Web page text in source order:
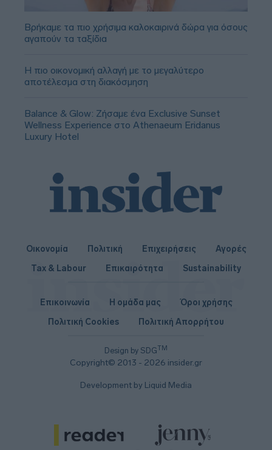
Βρήκαμε τα πιο χρήσιμα καλοκαιρινά δώρα για όσους
αγαπούν τα ταξίδια
Η πιο οικονομική αλλαγή με το μεγαλύτερο
αποτέλεσμα στη διακόσμηση
Balance & Glow: Ζήσαμε ένα Exclusive Sunset
Wellness Experience στο Athenaeum Eridanus
Luxury Hotel
Οικονομία Πολιτική Επιχειρήσεις
Αγορές
Tax & Labour
Επικαιρότητα Sustainability
Design by SDGTM
Copyright© 2013 - 2026 insider.gr
Επικοινωνία Η ομάδα μας
Όροι χρήσης
Πολιτική Cookies
Πολιτική Απορρήτου
Development by Liquid Media